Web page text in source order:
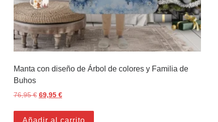
Manta con diseño de Árbol de colores y Familia de
Buhos
76,95€ El precio original era: 76,95 €.
69,95 €El precio actual es: 69,95 €.